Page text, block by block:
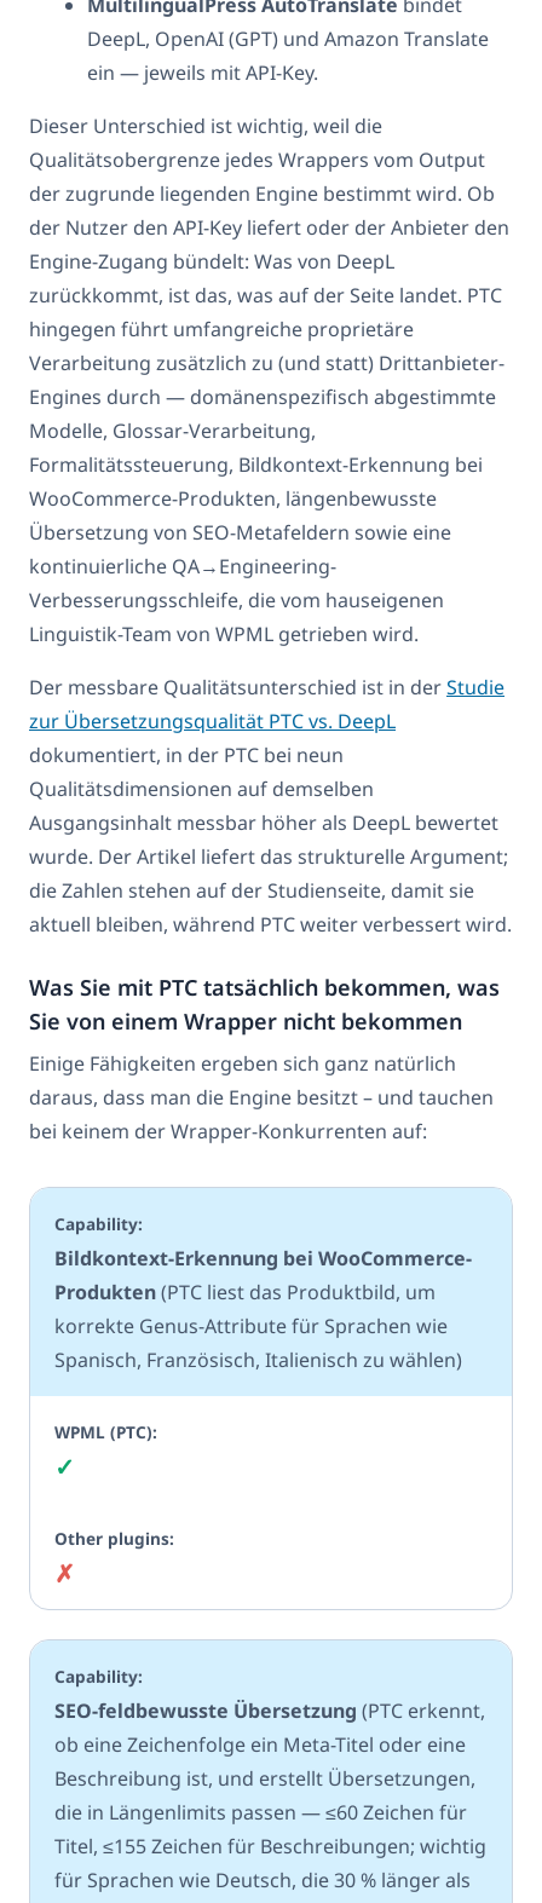
DeepL, OpenAI (GPT) und Amazon Translate
ein — jeweils mit API-Key.
Dieser Unterschied ist wichtig, weil die
Qualitätsobergrenze jedes Wrappers vom Output
der zugrunde liegenden Engine bestimmt wird. Ob
der Nutzer den API-Key liefert oder der Anbieter den
Engine-Zugang bündelt: Was von DeepL
zurückkommt, ist das, was auf der Seite landet. PTC
hingegen führt umfangreiche proprietäre
Verarbeitung zusätzlich zu (und statt) Drittanbieter-
Engines durch — domänenspezifisch abgestimmte
Modelle, Glossar-Verarbeitung,
Formalitätssteuerung, Bildkontext-Erkennung bei
WooCommerce-Produkten, längenbewusste
Übersetzung von SEO-Metafeldern sowie eine
kontinuierliche QA→Engineering-
Verbesserungsschleife, die vom hauseigenen
Linguistik-Team von WPML getrieben wird.
Der messbare Qualitätsunterschied ist in derStudie
zur Übersetzungsqualität PTC vs. DeepL
dokumentiert, in der PTC bei neun
Qualitätsdimensionen auf demselben
Ausgangsinhalt messbar höher als DeepL bewertet
wurde. Der Artikel liefert das strukturelle Argument;
die Zahlen stehen auf der Studienseite, damit sie
aktuell bleiben, während PTC weiter verbessert wird.
Was Sie mit PTC tatsächlich bekommen, was
Sie von einem Wrapper nicht bekommen
Einige Fähigkeiten ergeben sich ganz natürlich
daraus, dass man die Engine besitzt – und tauchen
bei keinem der Wrapper-Konkurrenten auf:
Bildkontext-Erkennung bei WooCommerce-
Produkten(PTC liest das Produktbild, um
korrekte Genus-Attribute für Sprachen wie
Spanisch, Französisch, Italienisch zu wählen)
✓
✗
SEO-feldbewusste Übersetzung (PTC erkennt,
ob eine Zeichenfolge ein Meta-Titel oder eine
Beschreibung ist, und erstellt Übersetzungen,
die in Längenlimits passen — ≤60 Zeichen für
Titel, ≤155 Zeichen für Beschreibungen; wichtig
für Sprachen wie Deutsch, die 30 % länger als